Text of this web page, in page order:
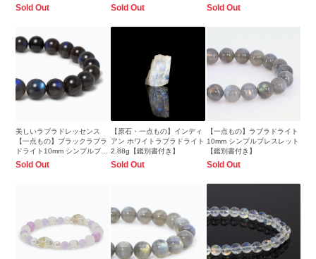
レット
Sold Out Sold Out スレット
Sold Out
美しいラブラドレッセンス
【一点もの】ブラックラブラ
ドライト10mm シンプルブレ
スレット
Sold Out
【原石・一点もの】インディ
アン ホワイトラブラドライト
2.88g【鑑別書付き】
Sold Out
【一点もの】ラブラドライト
10mm シンプルブレスレット
【鑑別書付き】
Sold Out